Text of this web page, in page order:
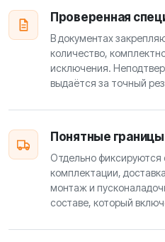
Проверенная
В документах
количество,
исключения.
выдаётся за точный
Понятные
Отдельно фиксируются
комплектации,
монтаж и
составе, который